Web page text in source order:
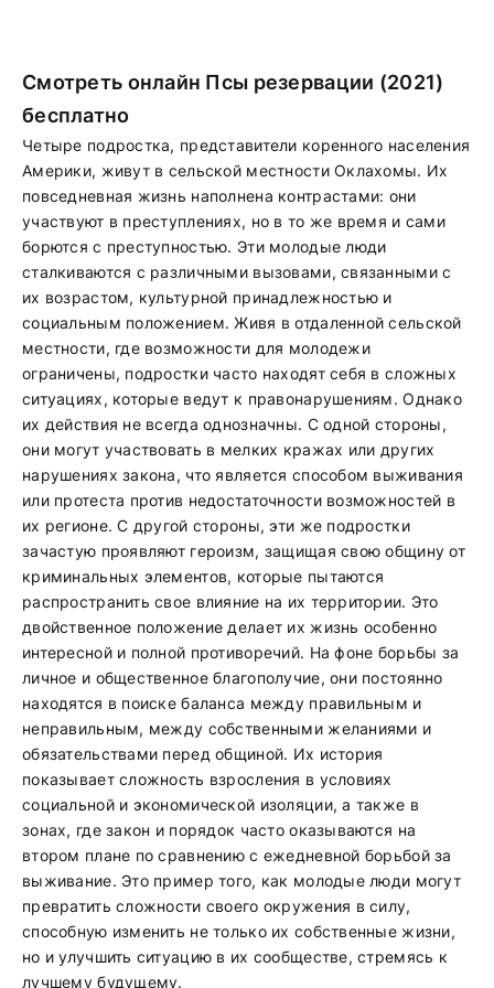
Смотреть онлайн Псы резервации (2021)
бесплатно
Четыре подростка, представители коренного населения
Америки, живут в сельской местности Оклахомы. Их
повседневная жизнь наполнена контрастами: они
участвуют в преступлениях, но в то же время и сами
борются с преступностью. Эти молодые люди
сталкиваются с различными вызовами, связанными с
их возрастом, культурной принадлежностью и
социальным положением. Живя в отдаленной сельской
местности, где возможности для молодежи
ограничены, подростки часто находят себя в сложных
ситуациях, которые ведут к правонарушениям. Однако
их действия не всегда однозначны. С одной стороны,
они могут участвовать в мелких кражах или других
нарушениях закона, что является способом выживания
или протеста против недостаточности возможностей в
их регионе. С другой стороны, эти же подростки
зачастую проявляют героизм, защищая свою общину от
криминальных элементов, которые пытаются
распространить свое влияние на их территории. Это
двойственное положение делает их жизнь особенно
интересной и полной противоречий. На фоне борьбы за
личное и общественное благополучие, они постоянно
находятся в поиске баланса между правильным и
неправильным, между собственными желаниями и
обязательствами перед общиной. Их история
показывает сложность взросления в условиях
социальной и экономической изоляции, а также в
зонах, где закон и порядок часто оказываются на
втором плане по сравнению с ежедневной борьбой за
выживание. Это пример того, как молодые люди могут
превратить сложности своего окружения в силу,
способную изменить не только их собственные жизни,
но и улучшить ситуацию в их сообществе, стремясь к
лучшему будущему.